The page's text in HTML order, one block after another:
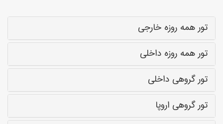
تور همه روزه خارجی
تور همه روزه داخلی
تور گروهی داخلی
تور گروهی اروپا